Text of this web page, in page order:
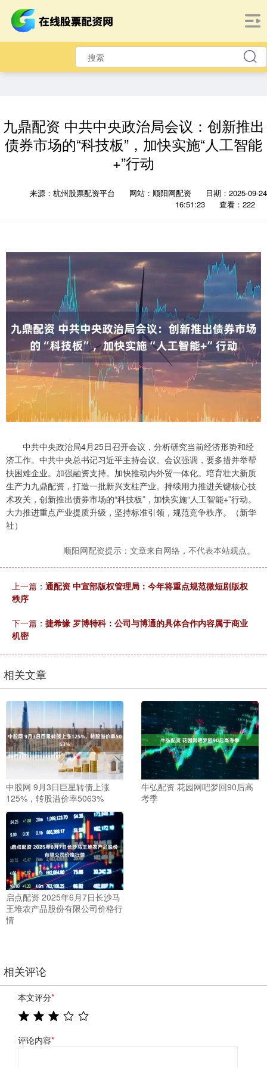
九鼎配资 中共中央政治局会议：创新推出
债券市场的“科技板”，加快实施“人工智能
+”行动
来源：杭州股票配资平台 网站：顺阳网配资
日期：2025-09-24
16:51:23
查看：222
中共中央政治局4月25日召开会议，分析研究当前经济形势和经
济工作。中共中央总书记习近平主持会议。会议强调，要多措并举帮
扶困难企业。加强融资支持。加快推动内外贸一体化。培育壮大新质
生产力九鼎配资，打造一批新兴支柱产业。持续用力推进关键核心技
术攻关，创新推出债券市场的“科技板”，加快实施“人工智能+”行动。
大力推进重点产业提质升级，坚持标准引领，规范竞争秩序。（新华
社）
顺阳网配资提示：文章来自网络，不代表本站观点。
上一篇： 通配资 中宣部版权管理局：今年将重点规范微短剧版权
秩序
下一篇： 捷希缘 罗博特科：公司与博通的具体合作内容属于商业
机密
相关文章
中股网 9月3日巨星转债上涨
125%，转股溢价率5063%
牛弘配资 花园网吧梦回90后高
考季
启点配资 2025年6月7日长沙马
王堆农产品股份有限公司价格行
情
相关评论
本文评分*
评论内容*